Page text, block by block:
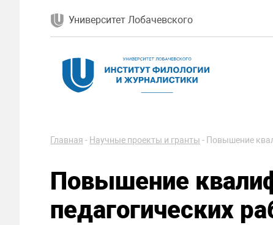
Университет Лобачевского
Главная - Научные проекты и гранты - Повышение
Повышение
педагогических